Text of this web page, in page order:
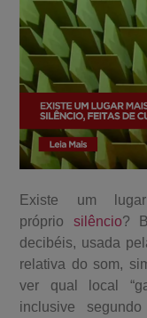
Existe um
próprio silêncio?
decibéis, usada
relativa do som,
ver qual local
inclusive